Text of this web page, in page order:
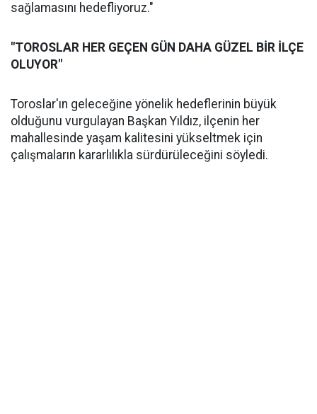
sağlamasını hedefliyoruz."
"TOROSLAR HER GEÇEN GÜN DAHA GÜZEL BİR İLÇE
OLUYOR"
Toroslar'ın geleceğine yönelik hedeflerinin büyük
olduğunu vurgulayan Başkan Yıldız, ilçenin her
mahallesinde yaşam kalitesini yükseltmek için
çalışmaların kararlılıkla sürdürüleceğini söyledi.